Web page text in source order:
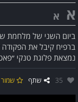
א א
ברפיח קיבל את הפקודה
נמצאת פלוגת טנקי
אהבו:
35 שתף